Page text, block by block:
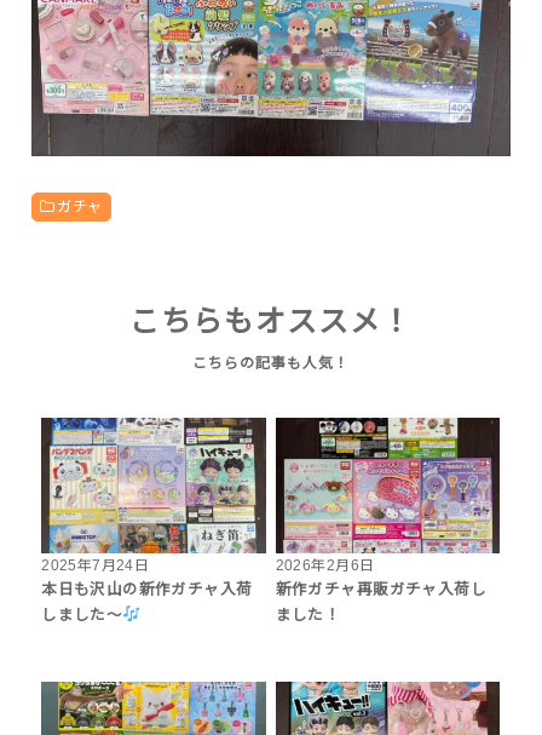
ガチャ
こちらもオススメ！
2025年7月24日
本日も沢山の新作ガチャ入荷
しました〜
2026年2月6日
新作ガチャ再販ガチャ入荷し
ました！